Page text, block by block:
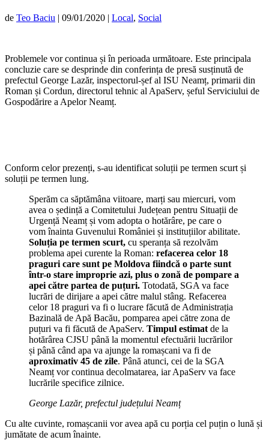
de Teo Baciu | 09/01/2020 | Local, Social
Problemele vor continua și în perioada următoare. Este principala
concluzie care se desprinde din conferința de presă susținută de
prefectul George Lazăr, inspectorul-șef al ISU Neamț, primarii din
Roman și Cordun, directorul tehnic al ApaServ, șeful Serviciului de
Gospodărire a Apelor Neamț.
Conform celor prezenți, s-au identificat soluții pe termen scurt și
soluții pe termen lung.
Sperăm ca săptămâna viitoare, marți sau miercuri, vom
avea o ședință a Comitetului Județean pentru Situații de
Urgență Neamț și vom adopta o hotărâre, pe care o
vom înainta Guvenului României și instituțiilor abilitate.
Soluția pe termen scurt, cu speranța să rezolvăm
problema apei curente la Roman: refacerea celor 18
praguri care sunt pe Moldova fiindcă o parte sunt
într-o stare improprie azi, plus o zonă de pompare a
apei către partea de puțuri. Totodată, SGA va face
lucrări de dirijare a apei către malul stâng. Refacerea
celor 18 praguri va fi o lucrare făcută de Administrația
Bazinală de Apă Bacău, pomparea apei către zona de
puțuri va fi făcută de ApaServ. Timpul estimat de la
hotărârea CJSU până la momentul efectuării lucrărilor
și până când apa va ajunge la romașcani va fi de
aproximativ 45 de zile. Până atunci, cei de la SGA
Neamț vor continua decolmatarea, iar ApaServ va face
lucrările specifice zilnice.
George Lazăr, prefectul județului Neamț
Cu alte cuvinte, romașcanii vor avea apă cu porția cel puțin o lună și
jumătate de acum înainte.